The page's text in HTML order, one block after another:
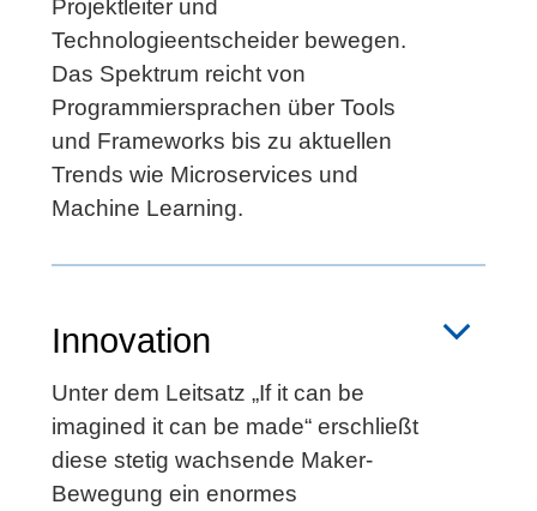
Projektleiter und
Technologieentscheider bewegen.
Das Spektrum reicht von
Programmiersprachen über Tools
und Frameworks bis zu aktuellen
Trends wie Microservices und
Machine Learning.
Innovation
Unter dem Leitsatz „If it can be
imagined it can be made“ erschließt
diese stetig wachsende Maker-
Bewegung ein enormes